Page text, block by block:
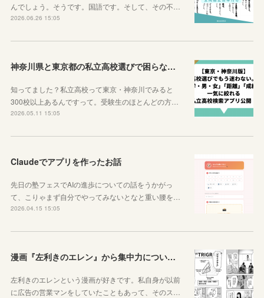
んでしょう。そうです。国語です。そして、その不…
2026.06.26 15:05
神奈川県と東京都の私立高校選びで困らなくなるサイトを紹介するよ！
知ってました？私立高校って東京・神奈川でみると
300校以上あるんですって。受験生のほとんどの方…
2026.05.11 15:05
Claudeでアプリを作ったお話
先日の塾フェスでAIの進歩についての話をうかがっ
て、こりゃまず自分でやってみないとなと重い腰を…
2026.04.15 15:05
漫画『左利きのエレン』から集中力について学ぼう
左利きのエレンという漫画が好きです。私自身が以前
に広告の営業マンをしていたこともあって、そのス…